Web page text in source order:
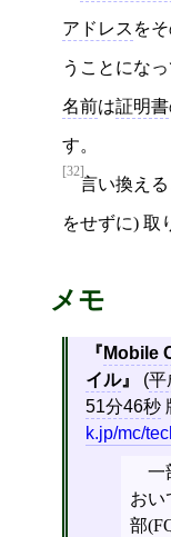
アドレス をそ
うことにな
名前は証明書
す。
[32]
言い換える
をせずに) 取
メモ
Mobile
イル
(平
51分46秒
k.jp/mc/
一
おい
部